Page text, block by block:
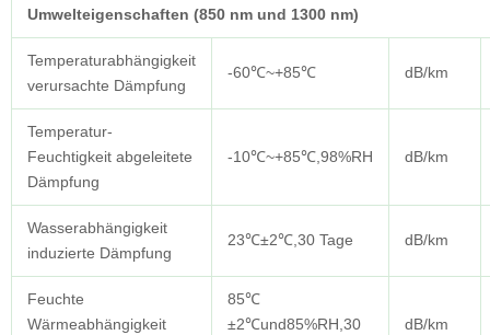
Umwelteigenschaften (850 nm und 1300 nm)
Temperaturabhängigkeit
verursachte Dämpfung
-60℃~+85℃ dB/km
Temperatur-
Feuchtigkeit abgeleitete
Dämpfung
-10℃~+85℃,98%RH dB/km
Wasserabhängigkeit
induzierte Dämpfung
23℃±2℃,30 Tage dB/km
Feuchte
Wärmeabhängigkeit
85℃
±2℃und85%RH,30
dB/km